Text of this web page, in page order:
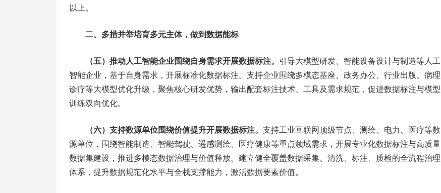
以上。
二、多措并举培育多元主体，做到数据能标
（五）推动人工智能企业围绕自身需求开展数据标注。 引导大模型研发、智能设备设计与制造等人工
智能企业，基于自身需求，开展标准化数据标注。支持企业围绕多模态基座、政务办公、行业出版、病理
诊疗等大模型优化升级，聚焦核心研发优势，输出配套标注技术、工具及需求规范，促进数据标注与模型
训练双向优化。
（六）支持数源单位围绕价值提升开展数据标注。 支持工业互联网顶级节点、测绘、电力、医疗等数
源单位，围绕智能制造、智能驾驶、遥感测绘、医疗健康等重点领域需求，开展专业化数据标注与高质量
数据集建设，推进多模态数据治理与价值释放。建立健全覆盖数据采集、清洗、标注、质检的全流程治理
体系，提升数据规范化水平与全栈支撑能力，激活数据要素价值。